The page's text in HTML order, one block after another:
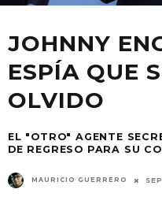
JOHNNY
ESPÍA QUE
OLVIDO
EL "OTRO" AGENTE
DE REGRESO PARA SU
MAURICIO GUERRERO